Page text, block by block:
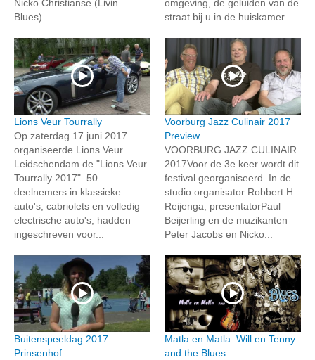
Nicko Christianse (Livin
Blues).
omgeving, de geluiden van de
straat bij u in de huiskamer.
Lions Veur Tourrally
Op zaterdag 17 juni 2017
organiseerde Lions Veur
Leidschendam de "Lions Veur
Tourrally 2017". 50
deelnemers in klassieke
auto's, cabriolets en volledig
electrische auto's, hadden
ingeschreven voor...
Voorburg Jazz Culinair 2017
Preview
VOORBURG JAZZ CULINAIR
2017Voor de 3e keer wordt dit
festival georganiseerd. In de
studio organisator Robbert H
Reijenga, presentatorPaul
Beijerling en de muzikanten
Peter Jacobs en Nicko...
Buitenspeeldag 2017
Prinsenhof
Matla en Matla. Will en Tenny
and the Blues.